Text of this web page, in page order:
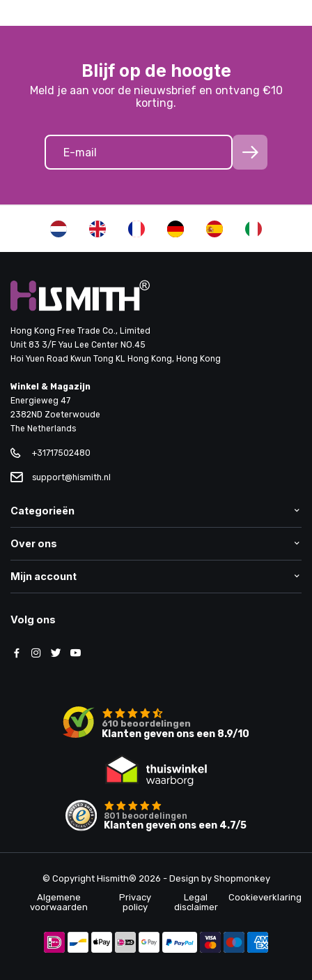
Blijf op de hoogte
Meld je aan voor de nieuwsbrief en ontvang €10
korting.
Hong Kong Free Trade Co., Limited
Unit 83 3/F Yau Lee Center NO.45
Hoi Yuen Road Kwun Tong KL Hong Kong, Hong Kong
Winkel & Magazijn
Energieweg 47
2382ND Zoeterwoude
The Netherlands
+31717502480
support@hismith.nl
Categorieën
Over ons
Mijn account
Volg ons
610 beoordelingen
Klanten geven ons een 8.9/10
801 beoordelingen
Klanten geven ons een 4.7/5
© Copyright Hismith® 2026 - Design by Shopmonkey
Algemene
voorwaarden
Privacy
policy
Legal
disclaimer
Cookieverklaring